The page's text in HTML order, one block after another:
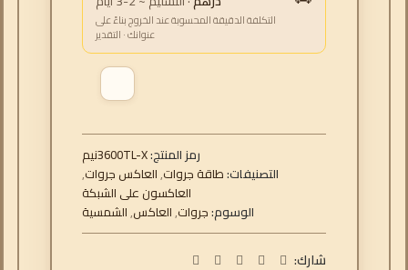
التكلفة الدقيقة المحسوبة عند الخروج بناءً على
عنوانك · التقدير
رمز المنتج:مين3600TL-X
التصنيفات:طاقة جروات,العاكس جروات,
العاكسون على الشبكة
الوسوم:جروات,العاكس,الشمسية
شارك: